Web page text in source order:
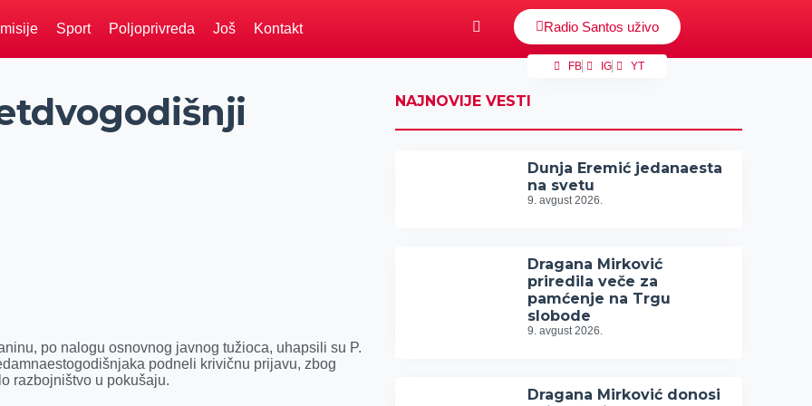
Sport Poljoprivreda Još Kontakt Radio Santos uživo
FB IG YT
po nalogu osnovnog javnog tužioca, uhapsili su P.
podneli krivičnu prijavu, zbog
razbojništvo u pokušaju.
NAJNOVIJE VESTI
Dunja Eremić jedanaesta
na svetu
9. avgust 2026.
Dragana Mirković
priredila veče za
pamćenje na Trgu
slobode
9. avgust 2026.
Dragana Mirković donosi